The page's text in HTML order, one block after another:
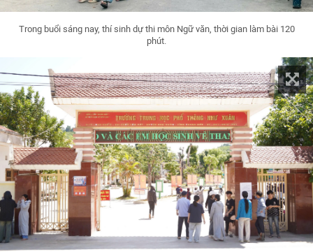
Trong buổi sáng nay, thí sinh dự thi môn Ngữ văn, thời gian làm bài 120
phút.